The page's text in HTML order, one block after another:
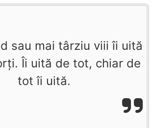
sau mai târziu viii îi uită
Îi uită de tot, chiar de
tot îi uită.